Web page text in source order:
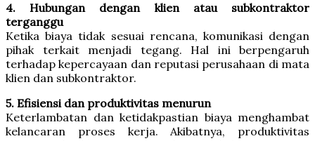
4. Hubungan dengan klien atau subkontraktor
terganggu
Ketika biaya tidak sesuai rencana, komunikasi dengan
pihak terkait menjadi tegang. Hal ini berpengaruh
terhadap kepercayaan dan reputasi perusahaan di mata
klien dan subkontraktor.
5. Efisiensi dan produktivitas menurun
Keterlambatan dan ketidakpastian biaya menghambat
kelancaran proses kerja. Akibatnya, produktivitas